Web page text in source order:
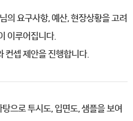
의 요구사항, 예산, 현장상황을 고려
이루어집니다.
컨셉 제안을 진행합니다.
으로 투시도, 입면도, 샘플을 보여